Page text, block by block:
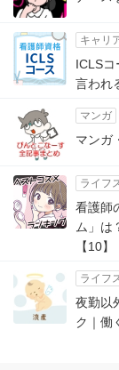
キャリ
ICLSコ
言われ
マンガ
マンガ
ライフ
看護師
ム」は
【10】
ライフ
夜勤以
ク｜働